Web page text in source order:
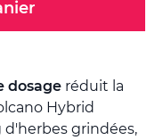
dosage réduit la
Hybrid
d'herbes grindées,